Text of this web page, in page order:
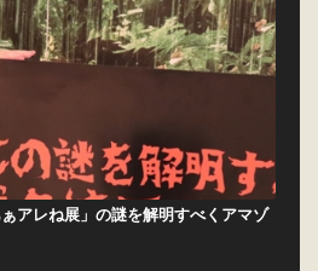
アレね展」の謎を解明すべくアマゾ